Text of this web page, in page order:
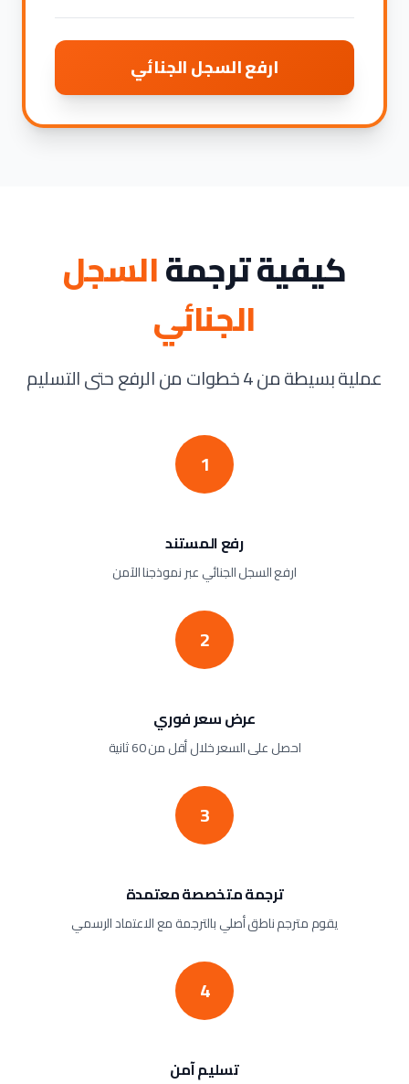
ارفع السجل الجنائي
كيفية ترجمةالسجل
الجنائي
عملية بسيطة من 4 خطوات من الرفع حتى التسليم
1
رفع المستند
ارفع السجل الجنائي عبر نموذجنا الآمن
2
عرض سعر فوري
احصل على السعر خلال أقل من 60 ثانية
3
ترجمة متخصصة معتمدة
يقوم مترجم ناطق أصلي بالترجمة مع الاعتماد الرسمي
4
تسليم آمن